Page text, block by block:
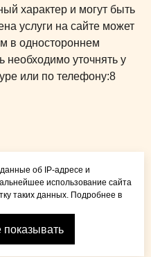
характер и могут быть
услуги на сайте может
в одностороннем
необходимо уточнять у
или по телефону:8
об IP-адресе и
использование сайта
таких данных. Подробнее в